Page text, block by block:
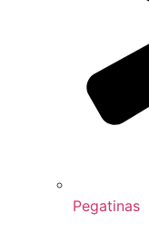
Pegatinas